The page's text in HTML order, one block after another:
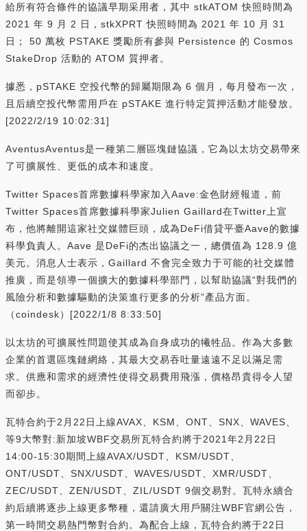
給所有符合條件的協議早期采用者，其中 stkATOM 快照時間為
2021 年 9 月 2 日，stkXPRT 快照時間為 2021 年 10 月 31
日； 50 萬枚 PSTAKE 獎勵所有參與 Persistence 的 Cosmos
StakeDrop 活動的 ATOM 質押者。
據悉，pSTAKE 空投代幣的歸屬期限為 6 個月，每月發布一次，
且后續空投代幣需用戶在 pSTAKE 進行特定質押活動才能發放。
[2022/2/19 10:02:31]
AventusAventus是一種第二層區塊鏈協議，它為以太坊交易帶來
了可擴展性、更低的成本和速度。
Twitter Spaces首席數據科學家加入Aave:金色財經報道，前
Twitter Spaces首席數據科學家Julien Gaillard在Twitter上宣
布，他將離開這家社交媒體巨頭，成為DeFi借貸平臺Aave的數據
科學負責人。Aave 是DeFi的杰出協議之一，總價值為 128.9 億
美元。消息人士表示，Gaillard 不會完全致力于可能的社交媒體
推廣，而是領導一個擴大的數據科學部門，以幫助協議“對我們的
風險分析和數據驅動的決策進行更多的分析”產品方面。
（coindesk）[2022/1/8 8:33:50]
以太坊的可擴展性問題使其成為自身成功的犧牲品。作為大多數
企業的首選區塊鏈網絡，其最大交易吞吐量遠遠不足以滿足需
求。供應和需求的經濟性使得交易費用飛漲，價格昂貴得令人望
而卻步。
瓦特合約于2月22日上線AVAX、KSM、ONT、SNX、WAVES、
等9大幣對:新加坡WBF交易所瓦特合約將于2021年2月22日
14:00-15:30期間上線AVAX/USDT、KSM/USDT、
ONT/USDT、SNX/USDT、WAVES/USDT、XMR/USDT、
ZEC/USDT、ZEN/USDT、ZIL/USDT 9個交易對。瓦特永續合
約后續將逐步上線更多幣種，還請廣大用戶關注WBF官網公告，
第一時間交易熱門幣對合約。為配合上線，瓦特合約將于22日